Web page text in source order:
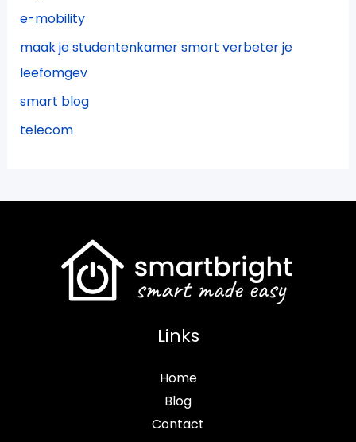
e-mobility
maak je studentenkamer smart verbeter je
leefomgev
smart blog
telecom
Links
Home
Blog
Contact